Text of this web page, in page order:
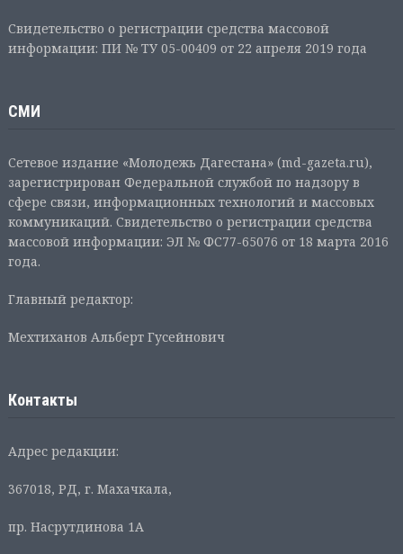
Свидетельство о регистрации средства массовой
информации: ПИ № ТУ 05-00409 от 22 апреля 2019 года
СМИ
Сетевое издание «Молодежь Дагестана» (md-gazeta.ru),
зарегистрирован Федеральной службой по надзору в
сфере связи, информационных технологий и массовых
коммуникаций. Свидетельство о регистрации средства
массовой информации: ЭЛ № ФС77-65076 от 18 марта 2016
года.
Главный редактор:
Мехтиханов Альберт Гусейнович
Контакты
Адрес редакции:
367018, РД, г. Махачкала,
пр. Насрутдинова 1А